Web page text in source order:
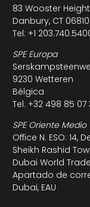
83 Wooster
Danbury, CT 06810
Tel: +1
SPE Europa
9230 Wetteren
Bélgica
Tel: +32 498 85 07
SPE Oriente Medio
Office N. ESO: 14,
Sheikh Rashid
Dubai World
Apartado de
Dubai, EAU